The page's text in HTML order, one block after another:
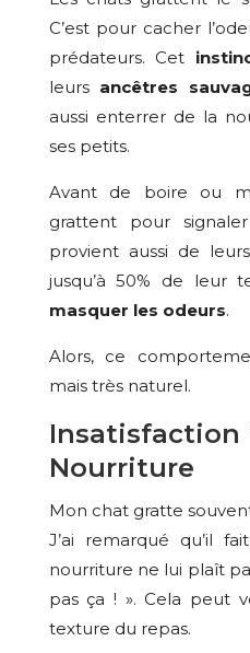
C’est pour cacher
prédateurs. Cet
leurs ancêtres
aussi enterrer de la
ses petits.
Avant de boire ou
grattent pour
provient aussi de
jusqu’à 50% de leur
masquer les odeurs.
Alors, ce
mais très naturel.
Insatisfaction
Nourriture
Mon chat gratte
J’ai remarqué qu’il
nourriture ne lui plaît
pas ça ! ». Cela peut
texture du repas.